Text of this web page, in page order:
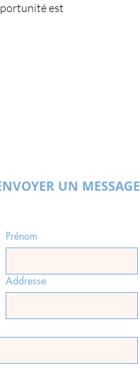
est
UN MESSAGE
Prénom
Addresse